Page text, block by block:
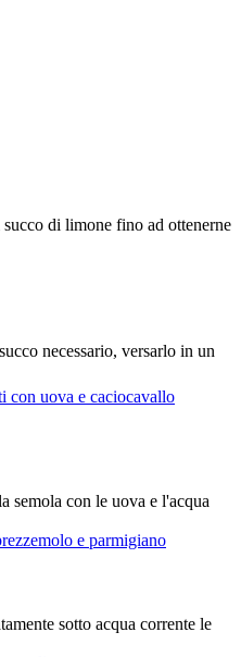
di limone fino ad ottenerne
necessario, versarlo in un
semola con le uova e l'acqua
sotto acqua corrente le